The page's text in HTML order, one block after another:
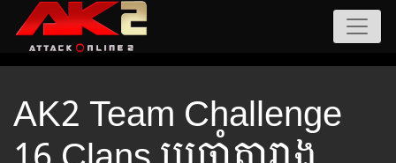
AK2 Team Challenge